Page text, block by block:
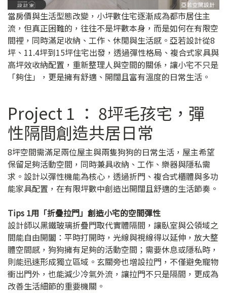
當房價與生活型態改變，小坪數住宅逐漸成為都市居住主
流，但真正困難的，往往不是坪數本身，而是如何在有限空
間裡，同時滿足收納、工作、休閒與生活感。亞若設計從8
坪、11.4坪到15坪住宅出發，透過彈性格局、複合式家具與
高坪效收納配置，重新整理人與空間的關係，讓小宅不只是
「夠住」，更是擁有舒適、開闊且富有溫度的日常生活。
Project 1 ： 8坪毛孩宅，彈
性隔間創造共居日常
8坪空間需滿足兩位屋主與兩隻狗狗的日常生活，屋主希望
保留足夠活動空間，同時兼具收納、工作、樂器與隱私需
求。設計以彈性機能為核心，透過折門、複合式櫃體與多功
能家具配置，在有限坪數中創造出開闊且舒適的生活節奏。
Tips 1用「折疊拉門」創造小宅的空間彈性
設計師以黑鐵玻璃折疊門取代實體隔間，讓臥室與公領域之
間能自由開闔：平時打開時，光線與視線得以延伸，放大整
體空間感，狗狗擁有足夠的活動空間；需要休息或隱私時，
則能迅速形成獨立區域。玄關旁也增設拉門，不僅避免寵物
衝出門外，也能減少冷氣外流，讓拉門不只是隔間，更成為
改善生活細節的重要機關。